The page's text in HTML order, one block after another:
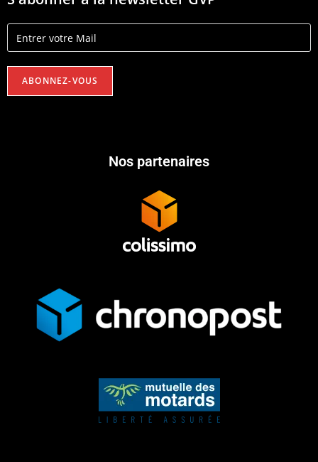
Nos partenaires